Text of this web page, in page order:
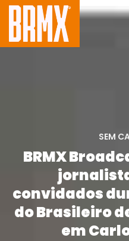
SEM
BRMX
convidados
do Brasileiro
em